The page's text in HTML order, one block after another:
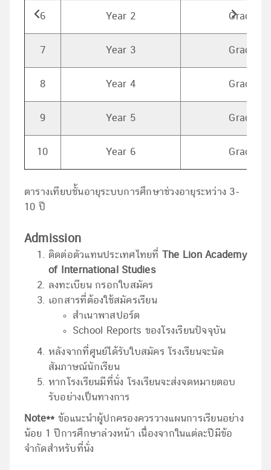
6 Year 2 Grade 1
7 Year 3 Grade 2
8 Year 4 Grade 3
9 Year 5 Grade 4
10 Year 6 Grade 5
ตารางเทียบชั้นอายุระบบการศึกษาช่วงอายุระหว่าง 3-
10 ปี
Admission
ติดต่อตัวแทนประเทศไทยที่
The Lion Academy
of International Studies
ลงทะเบียน กรอกใบสมัคร
เอกสารที่ต้องใช้สมัครเรียน
สำเนาพาสปอร์ต
School Reports ของโรงเรียนปัจจุบัน
หลังจากที่ศูนย์ได้รับใบสมัคร โรงเรียนจะนัด
สัมภาษณ์นักเรียน
หากโรงเรียนมีที่นั่ง โรงเรียนจะส่งจดหมายตอบ
รับอย่างเป็นทางการ
Note** ข้อแนะนำผู้ปกครองควรวางแผนการเรียนอย่าง
น้อย 1 ปีการศึกษาล่วงหน้า เนื่องจากในแต่ละปีมีข้อ
จำกัดสำหรับที่นั่ง